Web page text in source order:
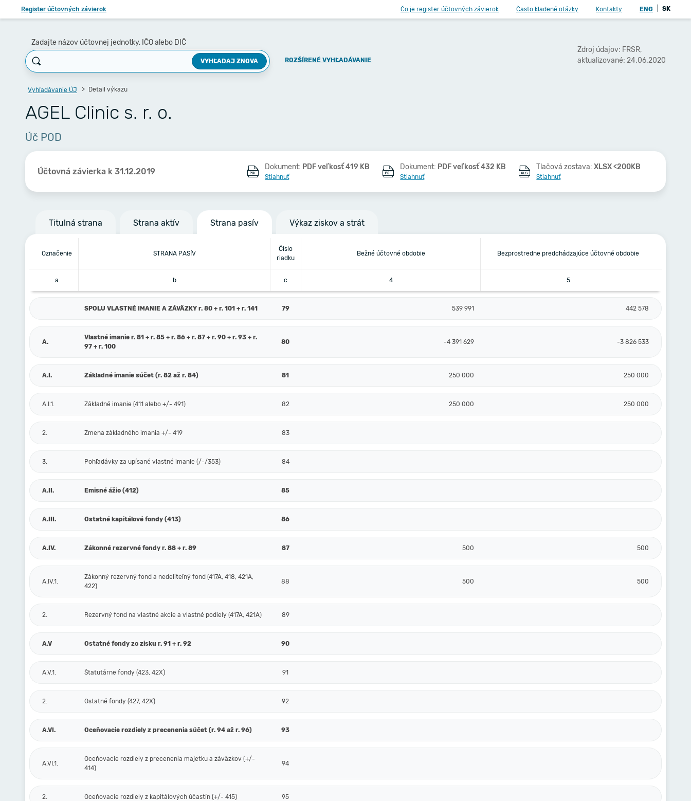
Register účtovných závierok Čo je register účtovných závierok Často kladené otázky Kontakty ENG SK
Zadajte názov účtovnej jednotky, IČO alebo DIČ
VYHĽADAJ ZNOVA ROZŠÍRENÉ VYHĽADÁVANIE
Zdroj údajov: FRSR,
aktualizované: 24.06.2020
Vyhľadávanie ÚJ Detail výkazu
AGEL Clinic s. r. o.
Úč POD
Účtovná závierka k 31.12.2019 Dokument: PDF veľkosť 419 KB
Stiahnuť
Dokument: PDF veľkosť 432 KB
Stiahnuť
Tlačová zostava:XLSX <200KB
Stiahnuť
Titulná strana Strana aktív Strana pasív Výkaz ziskov a strát
Označenie STRANA PASÍV
Číslo
riadku
Bežné účtovné obdobie Bezprostredne predchádzajúce účtovné obdobie
a b c 4 5
SPOLU VLASTNÉ IMANIE A ZÁVÄZKY r. 80 + r. 101 + r. 141 79 539 991 442 578
A.
Vlastné imanie r. 81 + r. 85 + r. 86 + r. 87 + r. 90 + r. 93 + r.
97 + r. 100
80 -4 391 629 -3 826 533
A.I. Základné imanie súčet (r. 82 až r. 84) 81 250 000 250 000
A.I.1. Základné imanie (411 alebo +/- 491) 82 250 000 250 000
2. Zmena základného imania +/- 419 83
3. Pohľadávky za upísané vlastné imanie (/-/353) 84
A.II. Emisné ážio (412) 85
A.III. Ostatné kapitálové fondy (413) 86
A.IV. Zákonné rezervné fondy r. 88 + r. 89 87 500 500
A.IV.1.
Zákonný rezervný fond a nedeliteľný fond (417A, 418, 421A,
422)
88 500 500
2. Rezervný fond na vlastné akcie a vlastné podiely (417A, 421A) 89
A.V Ostatné fondy zo zisku r. 91 + r. 92 90
A.V.1. Štatutárne fondy (423, 42X) 91
2. Ostatné fondy (427, 42X) 92
A.VI. Oceňovacie rozdiely z precenenia súčet (r. 94 až r. 96) 93
A.VI.1.
Oceňovacie rozdiely z precenenia majetku a záväzkov (+/-
414)
94
2. Oceňovacie rozdiely z kapitálových účastín (+/- 415) 95